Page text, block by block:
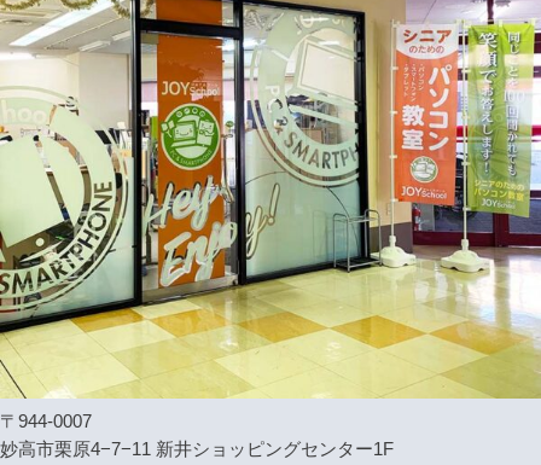
〒944-0007
妙高市栗原4−7−11 新井ショッピングセンター1F